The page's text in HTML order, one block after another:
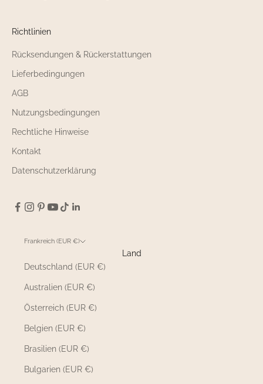
Richtlinien
Rücksendungen & Rückerstattungen
Lieferbedingungen
AGB
Nutzungsbedingungen
Rechtliche Hinweise
Kontakt
Datenschutzerklärung
Frankreich (EUR €)
Land
Deutschland (EUR €)
Australien (EUR €)
Österreich (EUR €)
Belgien (EUR €)
Brasilien (EUR €)
Bulgarien (EUR €)